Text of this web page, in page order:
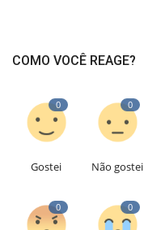
COMO VOCÊ REAGE?
0
Gostei
0
Não gostei
0 0